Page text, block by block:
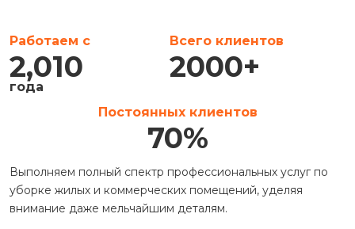
Работаем с
2,010
года
Всего клиентов
2000+
Постоянных клиентов
70%
Выполняем полный спектр профессиональных услуг по
уборке жилых и коммерческих помещений, уделяя
внимание даже мельчайшим деталям.